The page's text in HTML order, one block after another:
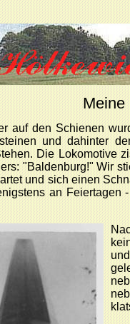
Meine
auf den Schienen
und dahinter
Die Lokomotive
"Baldenburg!" Wir
und sich einen
an